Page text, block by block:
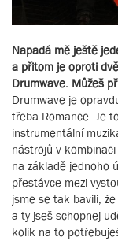
Napadá mě ještě
a přitom je oproti
Drumwave. Můžeš
Drumwave je
třeba Romance. Je
instrumentální
nástrojů v
na základě jednoho
přestávce mezi
jsme se tak bavili,
a ty jseš schopnej
kolik na to